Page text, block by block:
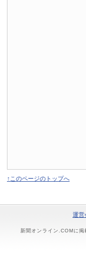
↑このページのトップへ
運営
新聞オンライン.COMに